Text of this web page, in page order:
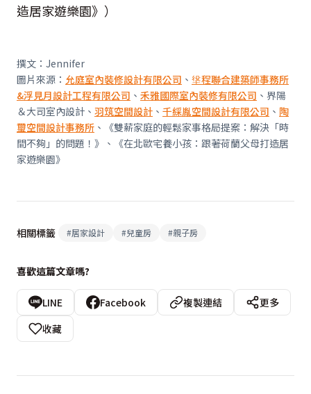
造居家遊樂園》）
撰文：Jennifer
圖片來源： 允庭室內裝修設計有限公司 、 垼程聯合建築師事務所
&浮見月設計工程有限公司 、 禾雅國際室內裝修有限公司 、界陽
＆大司室內設計、 羽筑空間設計 、 千綵胤空間設計有限公司 、 陶
璽空間設計事務所 、《雙薪家庭的輕鬆家事格局提案：解決「時
間不夠」的問題！》、《在北歐宅養小孩：跟著荷蘭父母打造居
家遊樂園》
相關標籤 #居家設計 #兒童房 #親子房
喜歡這篇文章嗎?
LINE Facebook 複製連結
更多
收藏